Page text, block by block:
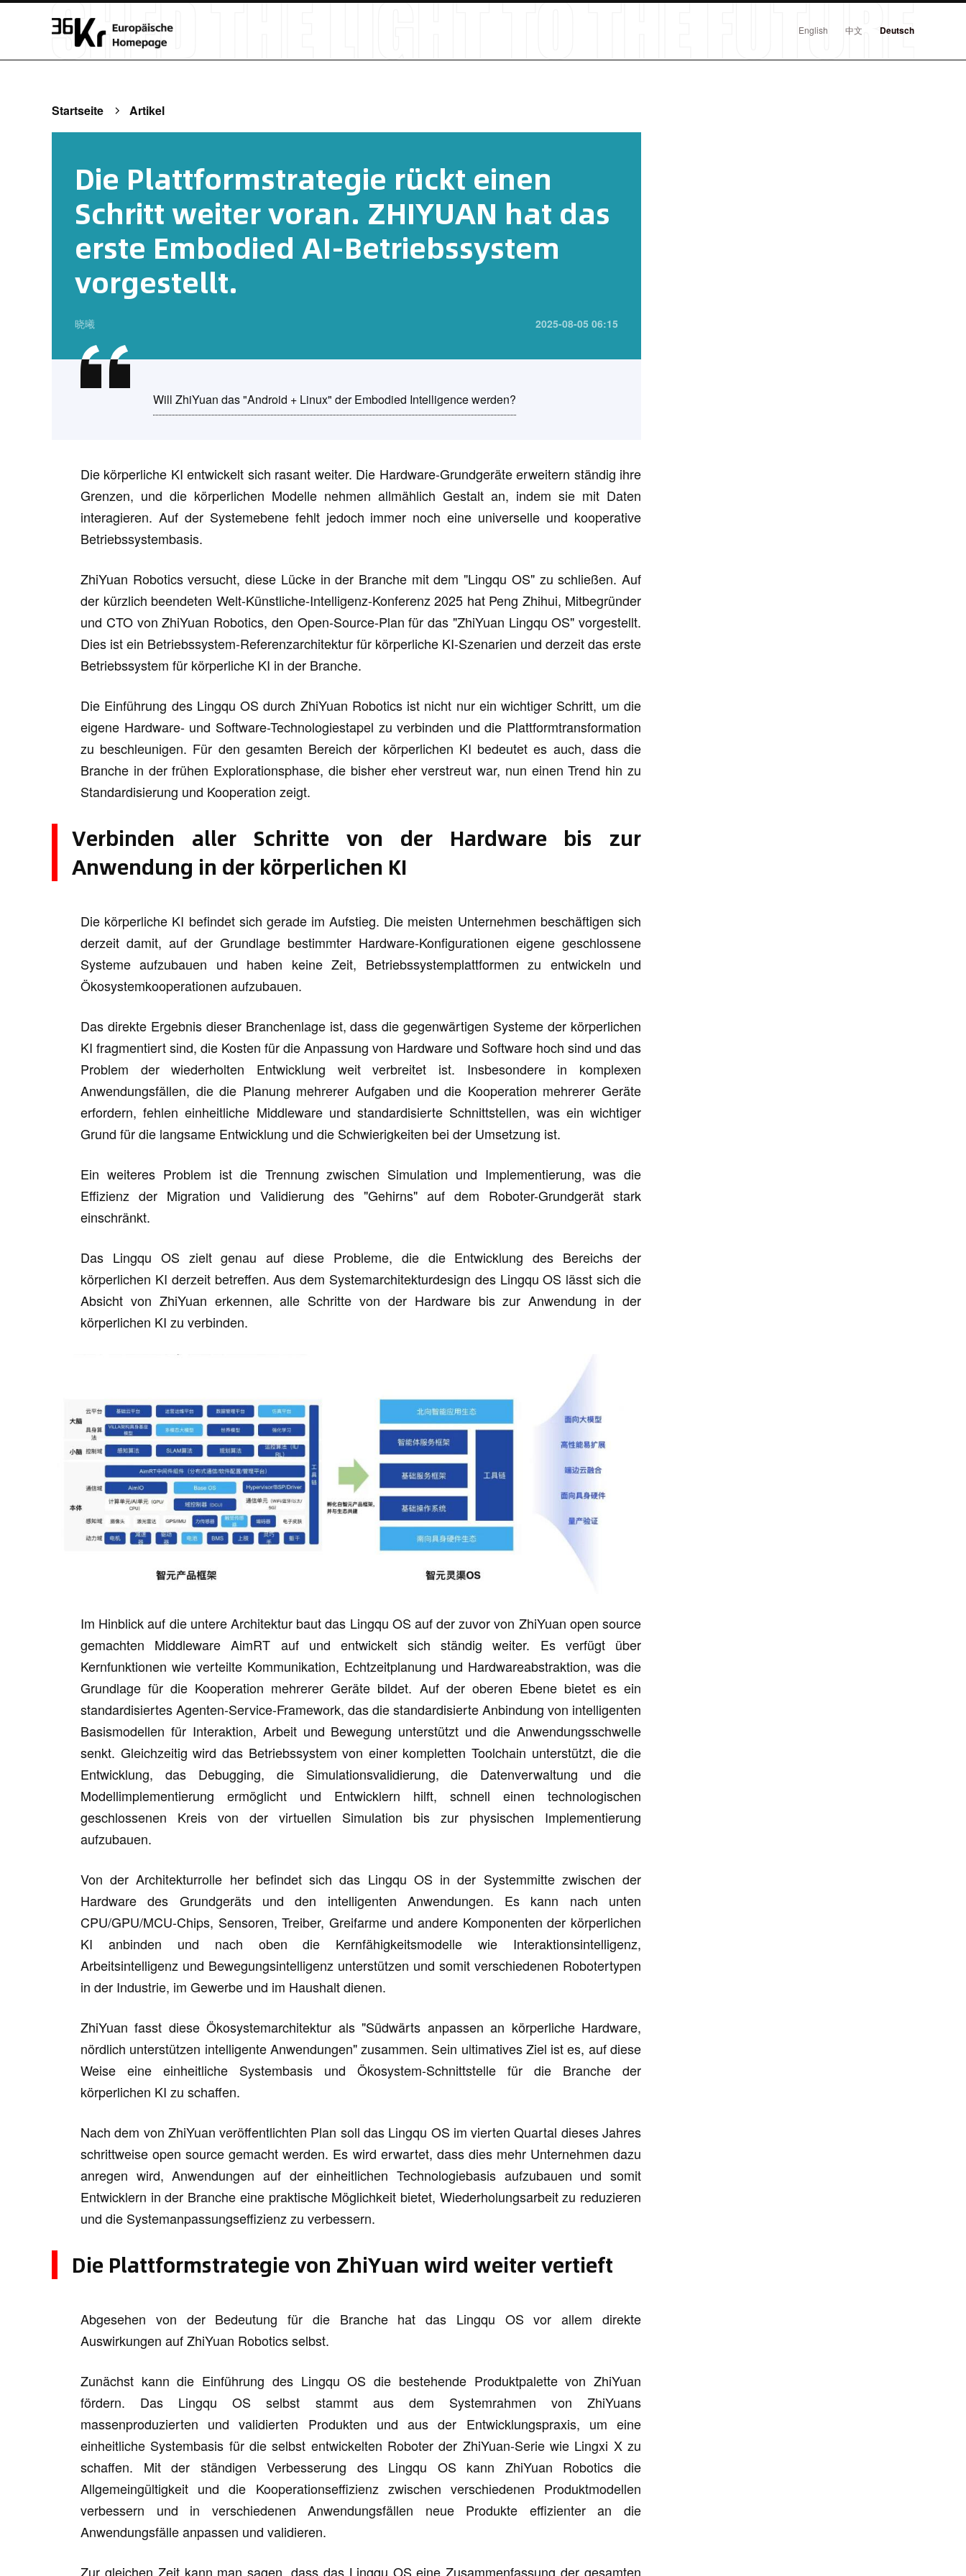
English 中文 Deutsch
Startseite Artikel
Die Plattformstrategie rückt einen
Schritt weiter voran. ZHIYUAN hat das
erste Embodied AI-Betriebssystem
vorgestellt.
晓曦 2025-08-05 06:15
Will ZhiYuan das "Android + Linux" der Embodied Intelligence werden?
Die körperliche KI entwickelt sich rasant weiter. Die Hardware-Grundgeräte erweitern ständig ihre
Grenzen, und die körperlichen Modelle nehmen allmählich Gestalt an, indem sie mit Daten
interagieren. Auf der Systemebene fehlt jedoch immer noch eine universelle und kooperative
Betriebssystembasis.
ZhiYuan Robotics versucht, diese Lücke in der Branche mit dem "Lingqu OS" zu schließen. Auf
der kürzlich beendeten Welt-Künstliche-Intelligenz-Konferenz 2025 hat Peng Zhihui, Mitbegründer
und CTO von ZhiYuan Robotics, den Open-Source-Plan für das "ZhiYuan Lingqu OS" vorgestellt.
Dies ist ein Betriebssystem-Referenzarchitektur für körperliche KI-Szenarien und derzeit das erste
Betriebssystem für körperliche KI in der Branche.
Die Einführung des Lingqu OS durch ZhiYuan Robotics ist nicht nur ein wichtiger Schritt, um die
eigene Hardware- und Software-Technologiestapel zu verbinden und die Plattformtransformation
zu beschleunigen. Für den gesamten Bereich der körperlichen KI bedeutet es auch, dass die
Branche in der frühen Explorationsphase, die bisher eher verstreut war, nun einen Trend hin zu
Standardisierung und Kooperation zeigt.
Verbinden aller Schritte von der Hardware bis zur
Anwendung in der körperlichen KI
Die körperliche KI befindet sich gerade im Aufstieg. Die meisten Unternehmen beschäftigen sich
derzeit damit, auf der Grundlage bestimmter Hardware-Konfigurationen eigene geschlossene
Systeme aufzubauen und haben keine Zeit, Betriebssystemplattformen zu entwickeln und
Ökosystemkooperationen aufzubauen.
Das direkte Ergebnis dieser Branchenlage ist, dass die gegenwärtigen Systeme der körperlichen
KI fragmentiert sind, die Kosten für die Anpassung von Hardware und Software hoch sind und das
Problem der wiederholten Entwicklung weit verbreitet ist. Insbesondere in komplexen
Anwendungsfällen, die die Planung mehrerer Aufgaben und die Kooperation mehrerer Geräte
erfordern, fehlen einheitliche Middleware und standardisierte Schnittstellen, was ein wichtiger
Grund für die langsame Entwicklung und die Schwierigkeiten bei der Umsetzung ist.
Ein weiteres Problem ist die Trennung zwischen Simulation und Implementierung, was die
Effizienz der Migration und Validierung des "Gehirns" auf dem Roboter-Grundgerät stark
einschränkt.
Das Lingqu OS zielt genau auf diese Probleme, die die Entwicklung des Bereichs der
körperlichen KI derzeit betreffen. Aus dem Systemarchitekturdesign des Lingqu OS lässt sich die
Absicht von ZhiYuan erkennen, alle Schritte von der Hardware bis zur Anwendung in der
körperlichen KI zu verbinden.
Im Hinblick auf die untere Architektur baut das Lingqu OS auf der zuvor von ZhiYuan open source
gemachten Middleware AimRT auf und entwickelt sich ständig weiter. Es verfügt über
Kernfunktionen wie verteilte Kommunikation, Echtzeitplanung und Hardwareabstraktion, was die
Grundlage für die Kooperation mehrerer Geräte bildet. Auf der oberen Ebene bietet es ein
standardisiertes Agenten-Service-Framework, das die standardisierte Anbindung von intelligenten
Basismodellen für Interaktion, Arbeit und Bewegung unterstützt und die Anwendungsschwelle
senkt. Gleichzeitig wird das Betriebssystem von einer kompletten Toolchain unterstützt, die die
Entwicklung, das Debugging, die Simulationsvalidierung, die Datenverwaltung und die
Modellimplementierung ermöglicht und Entwicklern hilft, schnell einen technologischen
geschlossenen Kreis von der virtuellen Simulation bis zur physischen Implementierung
aufzubauen.
Von der Architekturrolle her befindet sich das Lingqu OS in der Systemmitte zwischen der
Hardware des Grundgeräts und den intelligenten Anwendungen. Es kann nach unten
CPU/GPU/MCU-Chips, Sensoren, Treiber, Greifarme und andere Komponenten der körperlichen
KI anbinden und nach oben die Kernfähigkeitsmodelle wie Interaktionsintelligenz,
Arbeitsintelligenz und Bewegungsintelligenz unterstützen und somit verschiedenen Robotertypen
in der Industrie, im Gewerbe und im Haushalt dienen.
ZhiYuan fasst diese Ökosystemarchitektur als "Südwärts anpassen an körperliche Hardware,
nördlich unterstützen intelligente Anwendungen" zusammen. Sein ultimatives Ziel ist es, auf diese
Weise eine einheitliche Systembasis und Ökosystem-Schnittstelle für die Branche der
körperlichen KI zu schaffen.
Nach dem von ZhiYuan veröffentlichten Plan soll das Lingqu OS im vierten Quartal dieses Jahres
schrittweise open source gemacht werden. Es wird erwartet, dass dies mehr Unternehmen dazu
anregen wird, Anwendungen auf der einheitlichen Technologiebasis aufzubauen und somit
Entwicklern in der Branche eine praktische Möglichkeit bietet, Wiederholungsarbeit zu reduzieren
und die Systemanpassungseffizienz zu verbessern.
Die Plattformstrategie von ZhiYuan wird weiter vertieft
Abgesehen von der Bedeutung für die Branche hat das Lingqu OS vor allem direkte
Auswirkungen auf ZhiYuan Robotics selbst.
Zunächst kann die Einführung des Lingqu OS die bestehende Produktpalette von ZhiYuan
fördern. Das Lingqu OS selbst stammt aus dem Systemrahmen von ZhiYuans
massenproduzierten und validierten Produkten und aus der Entwicklungspraxis, um eine
einheitliche Systembasis für die selbst entwickelten Roboter der ZhiYuan-Serie wie Lingxi X zu
schaffen. Mit der ständigen Verbesserung des Lingqu OS kann ZhiYuan Robotics die
Allgemeingültigkeit und die Kooperationseffizienz zwischen verschiedenen Produktmodellen
verbessern und in verschiedenen Anwendungsfällen neue Produkte effizienter an die
Anwendungsfälle anpassen und validieren.
Zur gleichen Zeit kann man sagen, dass das Lingqu OS eine Zusammenfassung der gesamten